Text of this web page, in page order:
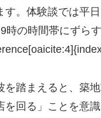
す。体験談では平
時の時間帯にずら
を踏まえると、築
を回る」ことを意